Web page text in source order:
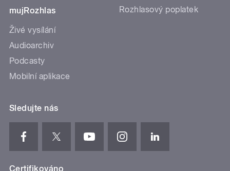
mujRozhlas
Živé vysílání
Audioarchiv
Podcasty
Mobilní aplikace
Rozhlasový poplatek
Sledujte nás
Certifikováno